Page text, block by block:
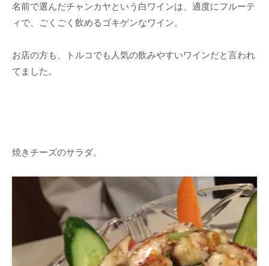
名前で選んだチャンカヤという白ワインは、適度にフルーテ
ィで、ごくごく飲めるゴキゲンなワイン。
お店の方も、トルコでも人気の飲みやすいワインだと言われ
てました。
焼きチーズのサラダ。